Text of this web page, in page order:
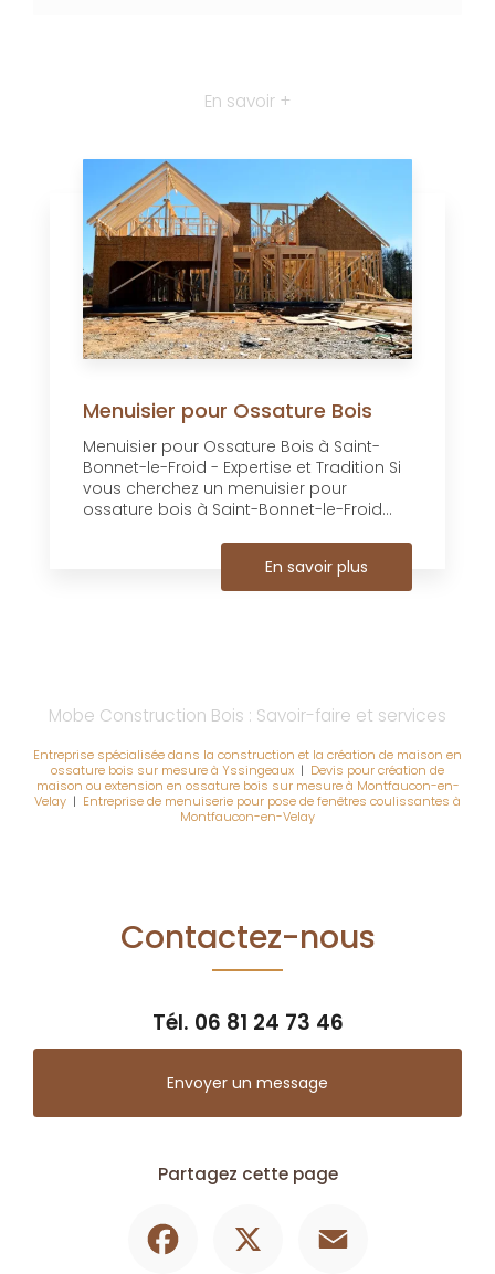
En savoir +
Menuisier pour Ossature Bois
Menuisier pour Ossature Bois à Saint-
Bonnet-le-Froid - Expertise et Tradition Si
vous cherchez un menuisier pour
ossature bois à Saint-Bonnet-le-Froid...
En savoir plus
Mobe Construction Bois : Savoir-faire et services
Entreprise spécialisée dans la construction et la création de maison en
ossature bois sur mesure à Yssingeaux | Devis pour création de
maison ou extension en ossature bois sur mesure à Montfaucon-en-
Velay | Entreprise de menuiserie pour pose de fenêtres coulissantes à
Montfaucon-en-Velay
Contactez-nous
Tél. 06 81 24 73 46
Envoyer un message
Partagez cette page